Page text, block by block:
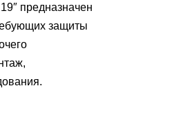
предназначен
защиты